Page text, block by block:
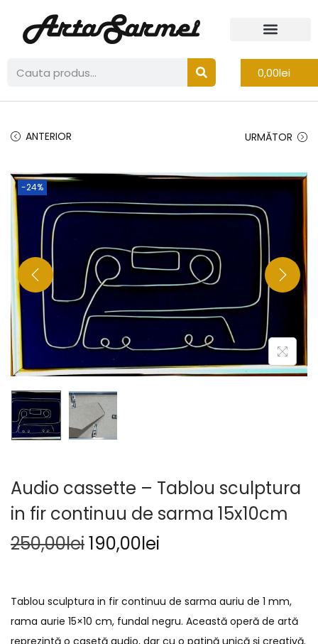
0,00lei
ANTERIOR URMĂTOR
-24%
Audio cassette – Tablou sculptura
in fir continuu de sarma 15x10cm
250,00lei190,00lei
Tablou sculptura in fir continuu de sarma auriu de 1 mm,
rama aurie 15×10 cm, fundal negru. Această operă de artă